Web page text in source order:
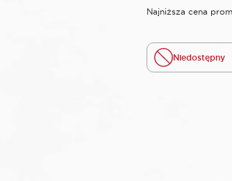
Najniższa cena
Niedostępny